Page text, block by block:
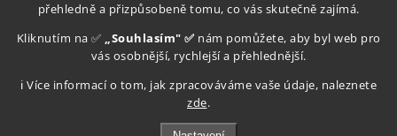
přehledně a přizpůsobeně tomu, co vás skutečně zajímá.
Kliknutím na ✅ „Souhlasím" ✅ nám pomůžete, aby byl web pro
vás osobnější, rychlejší a přehlednější.
ℹ️ Více informací o tom, jak zpracováváme vaše údaje, naleznete
zde.